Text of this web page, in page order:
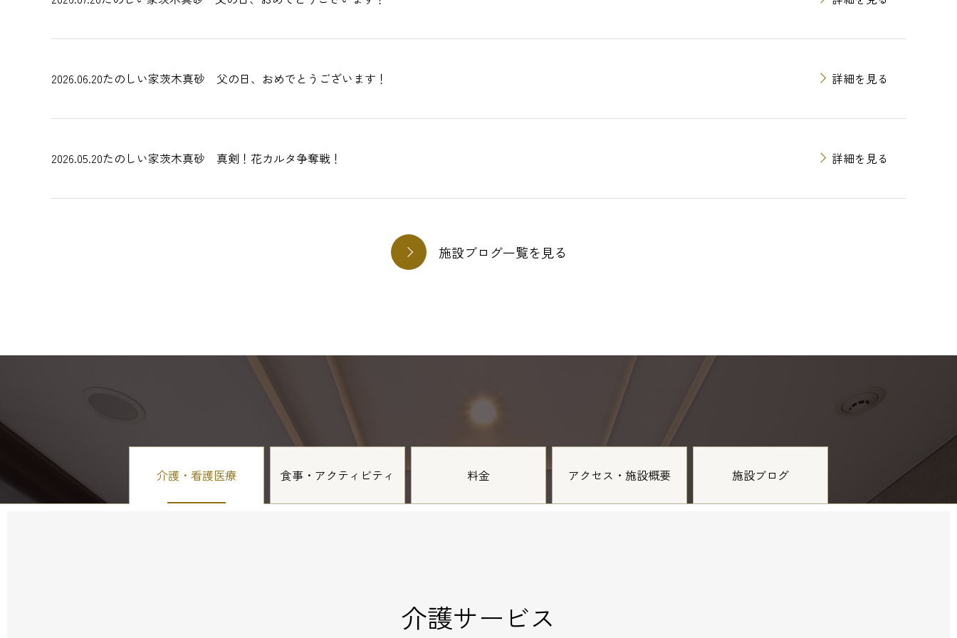
2026.06.20たのしい家茨木真砂 父の日、おめでとうございます！ 詳細を見る
2026.05.20たのしい家茨木真砂 真剣！花カルタ争奪戦！ 詳細を見る
施設ブログ一覧を見る
介護・看護医療 食事・アクティビティ 料金 アクセス・施設概要 施設ブログ
介護サービス